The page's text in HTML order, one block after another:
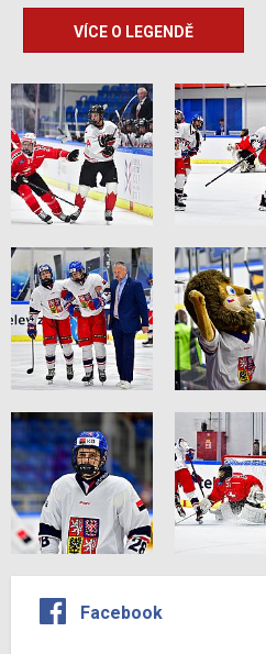
VÍCE O LEGENDĚ
Facebook